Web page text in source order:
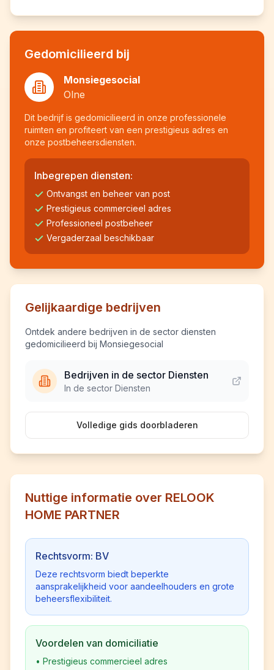
Gedomicilieerd bij
Monsiegesocial
Olne
Dit bedrijf is gedomicilieerd in onze professionele
ruimten en profiteert van een prestigieus adres en
onze postbeheersdiensten.
Inbegrepen diensten:
Ontvangst en beheer van post
Prestigieus commercieel adres
Professioneel postbeheer
Vergaderzaal beschikbaar
Gelijkaardige bedrijven
Ontdek andere bedrijven in de sector diensten
gedomicilieerd bij Monsiegesocial
Bedrijven in de sector Diensten
In de sector Diensten
Volledige gids doorbladeren
Nuttige informatie over RELOOK
HOME PARTNER
Rechtsvorm: BV
Deze rechtsvorm biedt beperkte
aansprakelijkheid voor aandeelhouders en grote
beheersflexibiliteit.
Voordelen van domiciliatie
• Prestigieus commercieel adres